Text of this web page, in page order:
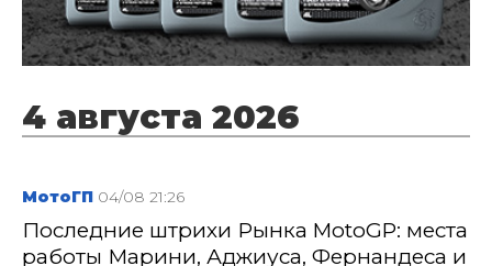
4 августа 2026
МотоГП 04/08 21:26
Последние штрихи Рынка MotoGP: места
работы Марини, Аджиуса, Фернандеса и